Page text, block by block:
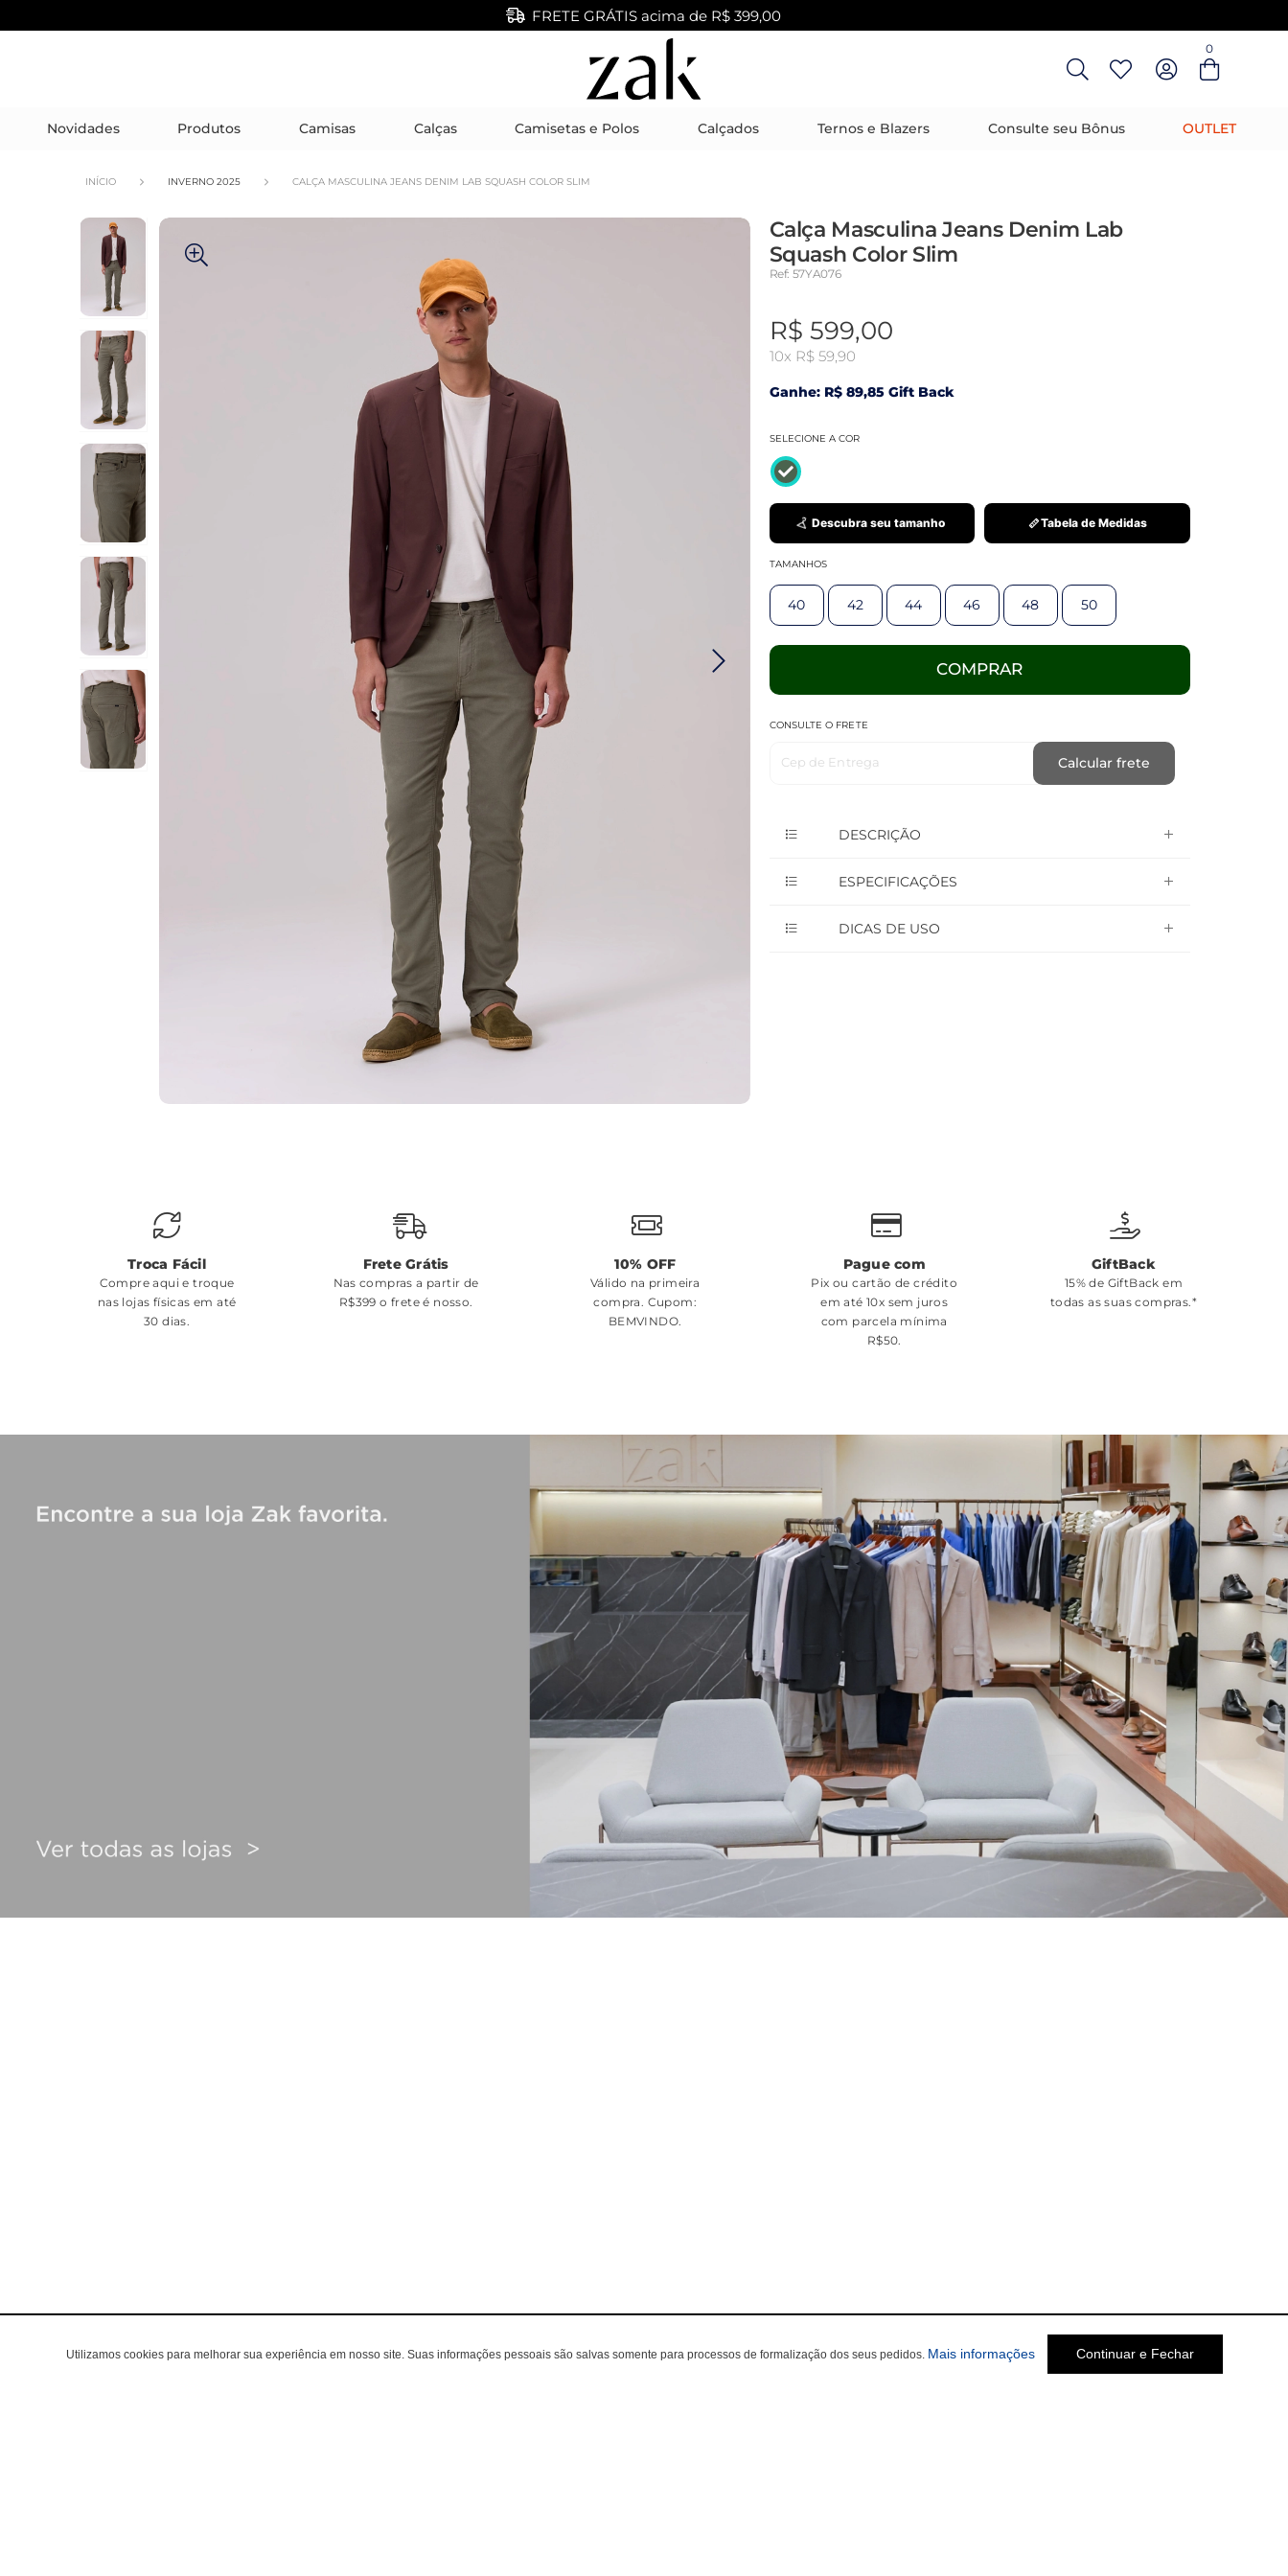
Entre com email ou cpf/cnpj
FRETE GRÁTIS acima de R$ 399,00
0
Novidades Produtos Camisas Calças Camisetas e Polos Calçados Ternos e Blazers Consulte seu Bônus OUTLET
INÍCIO INVERNO 2025 CALÇA MASCULINA JEANS DENIM LAB SQUASH COLOR SLIM
Calça Masculina Jeans Denim Lab
Squash Color Slim
Ref: 57YA076
R$ 599,00
10x R$ 59,90
Ganhe: R$ 89,85 Gift Back
SELECIONE A COR
Descubra seu tamanho Tabela de Medidas
TAMANHOS
40 42 44 46 48 50
COMPRAR
CONSULTE O FRETE
Cep de Entrega Calcular frete
DESCRIÇÃO
ESPECIFICAÇÕES
DICAS DE USO
Troca Fácil
Compre aqui e troque
nas lojas físicas em até
30 dias.
Frete Grátis
Nas compras a partir de
R$399 o frete é nosso.
10% OFF
Válido na primeira
compra. Cupom:
BEMVINDO.
Pague com
Pix ou cartão de crédito
em até 10x sem juros
com parcela mínima
R$50.
GiftBack
15% de GiftBack em
todas as suas compras.*
Utilizamos cookies para melhorar sua experiência em nosso site. Suas informações pessoais são salvas somente para processos de formalização dos seus pedidos. Mais informações Continuar e Fechar